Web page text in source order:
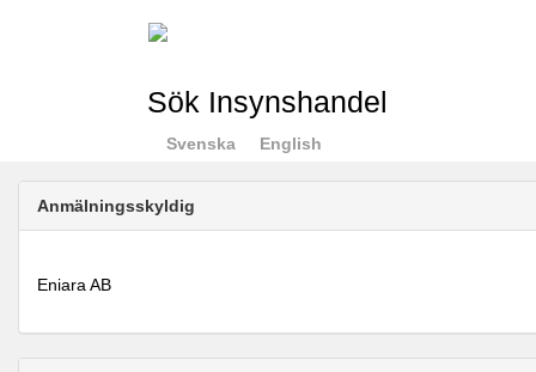
Sök Insynshandel
Svenska English
Anmälningsskyldig
Eniara AB